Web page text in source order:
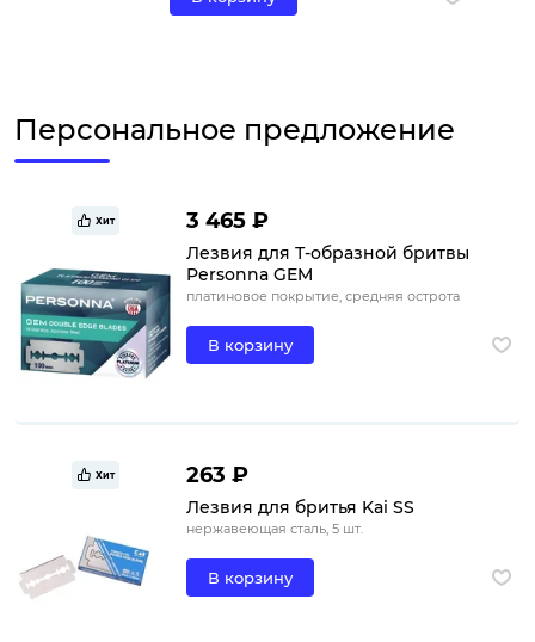
Персональное предложение
Хит 3 465 ₽
Лезвия для Т-образной бритвы
Personna GEM
платиновое покрытие, средняя острота
В корзину
Хит 263 ₽
Лезвия для бритья Kai SS
нержавеющая сталь, 5 шт.
В корзину